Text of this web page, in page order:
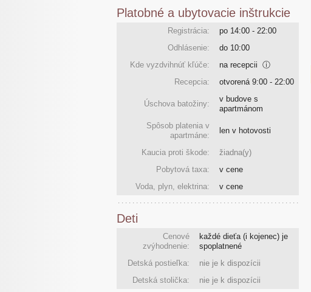
Platobné a ubytovacie inštrukcie
Registrácia:
po 14:00 - 22:00
Odhlásenie:
do 10:00
Kde vyzdvihnúť kľúče:
na recepcii ⓘ
Recepcia:
otvorená 9:00 - 22:00
Úschova batožiny:
v budove s
apartmánom
Spôsob platenia v
apartmáne:
len v hotovosti
Kaucia proti škode:
žiadna(y)
Pobytová taxa:
v cene
Voda, plyn, elektrina:
v cene
Deti
Cenové
zvýhodnenie:
každé dieťa (i kojenec) je
spoplatnené
Detská postieľka:
nie je k dispozícii
Detská stolička:
nie je k dispozícii